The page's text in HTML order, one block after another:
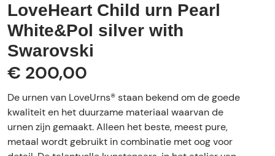
LoveHeart Child urn Pearl
White&Pol silver with
Swarovski
€ 200,00
De urnen van LoveUrns® staan bekend om de goede
kwaliteit en het duurzame materiaal waarvan de
urnen zijn gemaakt. Alleen het beste, meest pure,
metaal wordt gebruikt in combinatie met oog voor